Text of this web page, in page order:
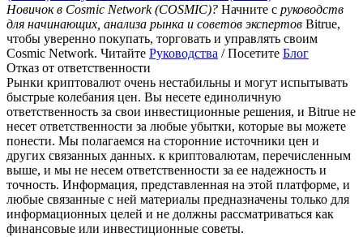
Новичок в Cosmic Network (COSMIC)? Начните с руководств
для начинающих, анализа рынка и советов экспертов Bitrue,
чтобы уверенно покупать, торговать и управлять своим
Cosmic Network. Читайте Руководства / Посетите Блог
Отказ от ответственности
Рынки криптовалют очень нестабильны и могут испытывать
быстрые колебания цен. Вы несете единоличную
ответственность за свои инвестиционные решения, и Bitrue не
несет ответственности за любые убытки, которые вы можете
понести. Мы полагаемся на сторонние источники цен и
других связанных данных. к криптовалютам, перечисленным
выше, и мы не несем ответственности за ее надежность и
точность. Информация, представленная на этой платформе, и
любые связанные с ней материалы предназначены только для
информационных целей и не должны рассматриваться как
финансовые или инвестиционные советы.